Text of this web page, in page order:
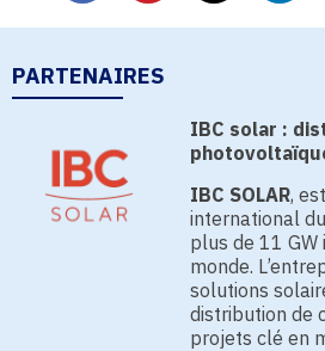
PARTENAIRES
IBC solar :
IBC SOLAR,
international
plus de 11
monde.
solutions
distribution de
projets clé en